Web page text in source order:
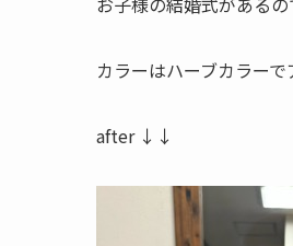
カラーはハーブカラーで
after ↓↓